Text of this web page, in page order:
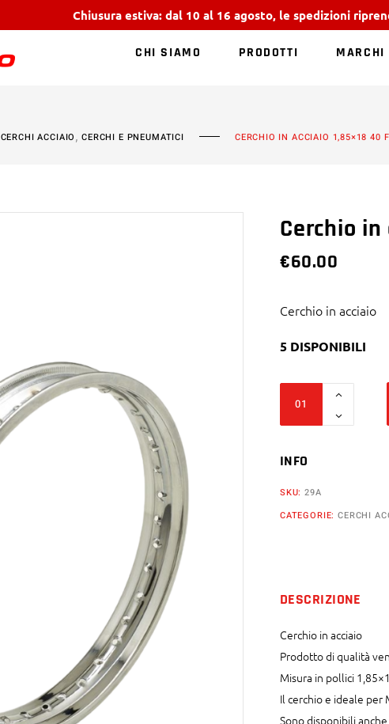
Chiusura estiva: dal 10 al 16 agosto, le spedizioni
CHI SIAMO PRODOTTI MARCHI
CERCHI ACCIAIO,CERCHI E PNEUMATICI CERCHIO IN ACCIAIO 1,85×18 40
Cerchio
€60.00
Cerchio in acciaio
5 DISPONIBILI
1,85x18
fori
quantity
INFO
SKU:29A
CATEGORIE:CERCHI
DESCRIZIONE
Cerchio in acciaio
Prodotto di qualità
Misura in pollici
Il cerchio e ideale per
Sono disponibili